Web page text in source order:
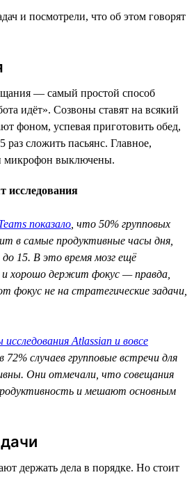
и посмотрели, что об этом говорят
— самый простой способ
идёт». Созвоны ставят на всякий
фоном, успевая приготовить обед,
раз сложить пасьянс. Главное,
микрофон выключены.
исследования
показало , что 50% групповых
в самые продуктивные часы дня,
до 15. В это время мозг ещё
и хорошо держит фокус — правда,
фокус не на стратегические задачи,
Atlassian и вовсе
72% случаев групповые встречи для
Они отмечали, что совещания
и мешают основным
держать дела в порядке. Но стоит